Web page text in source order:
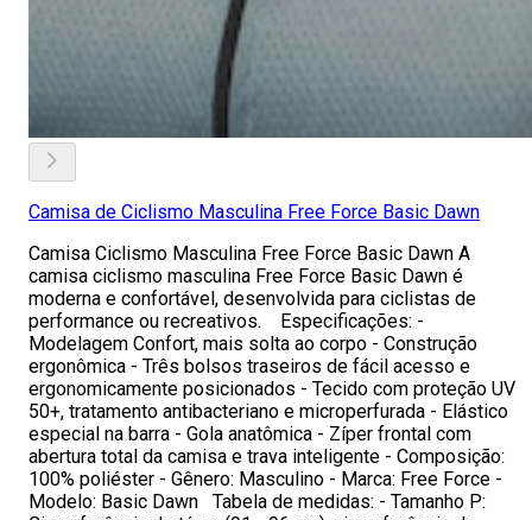
Camisa de Ciclismo Masculina Free Force Basic Dawn
Camisa Ciclismo Masculina Free Force Basic Dawn A
camisa ciclismo masculina Free Force Basic Dawn é
moderna e confortável, desenvolvida para ciclistas de
performance ou recreativos. Especificações: -
Modelagem Confort, mais solta ao corpo - Construção
ergonômica - Três bolsos traseiros de fácil acesso e
ergonomicamente posicionados - Tecido com proteção UV
50+, tratamento antibacteriano e microperfurada - Elástico
especial na barra - Gola anatômica - Zíper frontal com
abertura total da camisa e trava inteligente - Composição:
100% poliéster - Gênero: Masculino - Marca: Free Force -
Modelo: Basic Dawn Tabela de medidas: - Tamanho P: